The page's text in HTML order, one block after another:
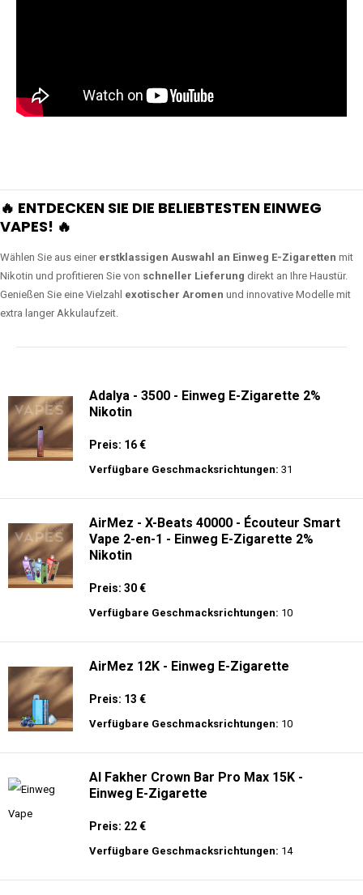
🔥 ENTDECKEN SIE DIE BELIEBTESTEN EINWEG
VAPES! 🔥
Wählen Sie aus einer erstklassigen Auswahl an Einweg E-Zigaretten mit
Nikotin und profitieren Sie von schneller Lieferung direkt an Ihre Haustür.
Genießen Sie eine Vielzahl exotischer Aromen und innovative Modelle mit
extra langer Akkulaufzeit.
Adalya - 3500 - Einweg E-Zigarette 2%
Nikotin
Preis: 16 €
Verfügbare Geschmacksrichtungen: 31
AirMez - X-Beats 40000 - Écouteur Smart
Vape 2-en-1 - Einweg E-Zigarette 2%
Nikotin
Preis: 30 €
Verfügbare Geschmacksrichtungen: 10
AirMez 12K - Einweg E-Zigarette
Preis: 13 €
Verfügbare Geschmacksrichtungen: 10
Al Fakher Crown Bar Pro Max 15K -
Einweg E-Zigarette
Preis: 22 €
Verfügbare Geschmacksrichtungen: 14